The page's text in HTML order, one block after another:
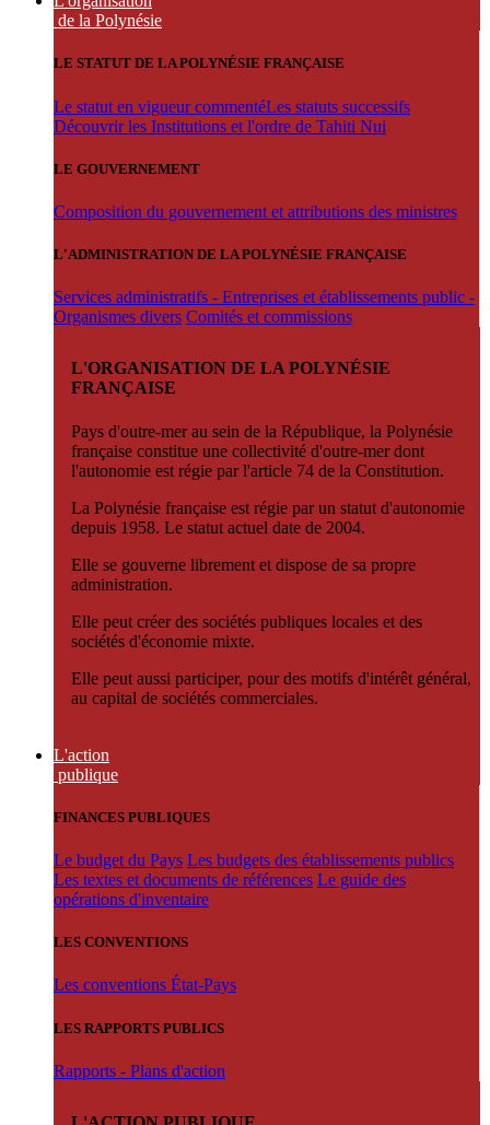
de la Polynésie
LE STATUT DE LA POLYNÉSIE FRANÇAISE
Le statut en vigueur commentéLes statuts successifs
Découvrir les Institutions et l'ordre de Tahiti Nui
LE GOUVERNEMENT
Composition du gouvernement et attributions des ministres
L'ADMINISTRATION DE LA POLYNÉSIE FRANÇAISE
Services administratifs - Entreprises et établissements public -
Organismes divers Comités et commissions
L'ORGANISATION DE LA POLYNÉSIE
FRANÇAISE
Pays d'outre-mer au sein de la République, la Polynésie
française constitue une collectivité d'outre-mer dont
l'autonomie est régie par l'article 74 de la Constitution.
La Polynésie française est régie par un statut d'autonomie
depuis 1958. Le statut actuel date de 2004.
Elle se gouverne librement et dispose de sa propre
administration.
Elle peut créer des sociétés publiques locales et des
sociétés d'économie mixte.
Elle peut aussi participer, pour des motifs d'intérêt général,
au capital de sociétés commerciales.
L'action
publique
FINANCES PUBLIQUES
Le budget du Pays Les budgets des établissements publics
Les textes et documents de références Le guide des
opérations d'inventaire
LES CONVENTIONS
Les conventions État-Pays
LES RAPPORTS PUBLICS
Rapports - Plans d'action